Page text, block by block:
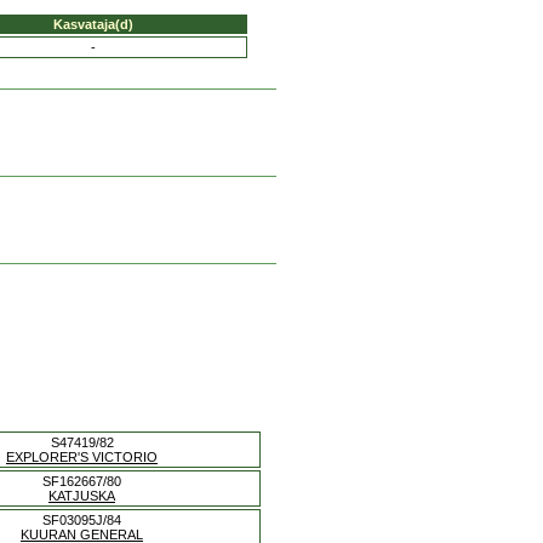
Kasvataja(d)
-
S47419/82
EXPLORER'S VICTORIO
SF162667/80
KATJUSKA
SF03095J/84
KUURAN GENERAL